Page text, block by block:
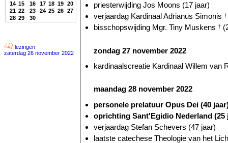
14 15 16 17 18 19 20
21 22 23 24 25 26 27
28 29 30
lezingen
zaterdag 26 november 2022
priesterwijding Jos Moons (17 jaar)
verjaardag Kardinaal Adrianus Simonis †
bisschopswijding Mgr. Tiny Muskens †
zondag 27 november 2022
kardinaalscreatie Kardinaal Willem van
maandag 28 november 2022
personele prelatuur Opus Dei (40
oprichting Sant'Egidio Nederland (25
verjaardag Stefan Schevers (47 jaar)
laatste catechese Theologie van het